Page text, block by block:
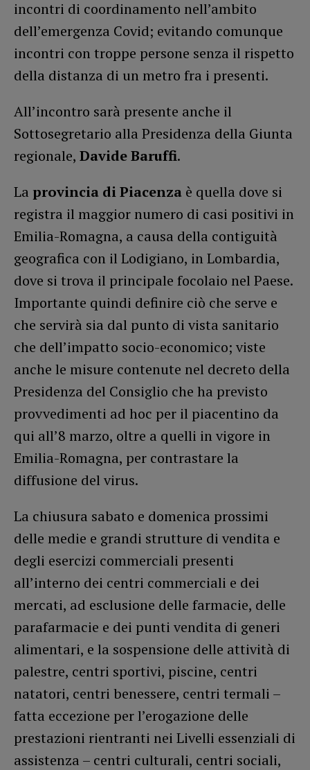
incontri di coordinamento nell’ambito
dell’emergenza Covid; evitando comunque
incontri con troppe persone senza il rispetto
della distanza di un metro fra i presenti.
All’incontro sarà presente anche il
Sottosegretario alla Presidenza della Giunta
regionale, Davide Baruffi.
La provincia di Piacenza è quella dove si
registra il maggior numero di casi positivi in
Emilia-Romagna, a causa della contiguità
geografica con il Lodigiano, in Lombardia,
dove si trova il principale focolaio nel Paese.
Importante quindi definire ciò che serve e
che servirà sia dal punto di vista sanitario
che dell’impatto socio-economico; viste
anche le misure contenute nel decreto della
Presidenza del Consiglio che ha previsto
provvedimenti ad hoc per il piacentino da
qui all’8 marzo, oltre a quelli in vigore in
Emilia-Romagna, per contrastare la
diffusione del virus.
La chiusura sabato e domenica prossimi
delle medie e grandi strutture di vendita e
degli esercizi commerciali presenti
all’interno dei centri commerciali e dei
mercati, ad esclusione delle farmacie, delle
parafarmacie e dei punti vendita di generi
alimentari, e la sospensione delle attività di
palestre, centri sportivi, piscine, centri
natatori, centri benessere, centri termali –
fatta eccezione per l’erogazione delle
prestazioni rientranti nei Livelli essenziali di
assistenza – centri culturali, centri sociali,